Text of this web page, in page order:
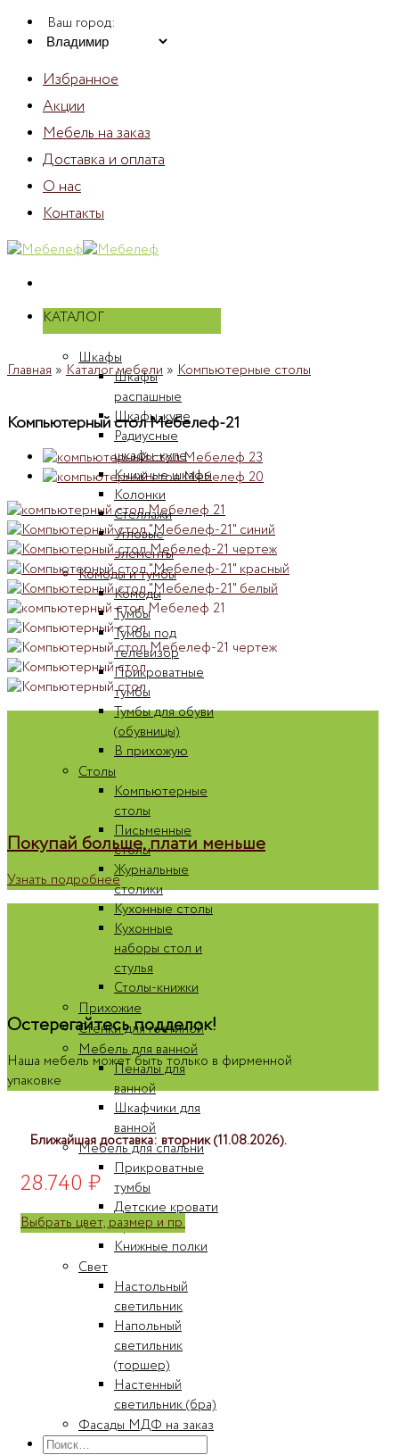
Skip
Ваш город:
Избранное
Акции
Мебель на заказ
Доставка и оплата
О нас
Контакты
КАТАЛОГ
Шкафы
Шкафы
распашные
Шкафы-купе
Радиусные
шкафы-купе
Книжные шкафы
Колонки
Стеллажи
Угловые
элементы
Комоды и тумбы
Комоды
Тумбы
Тумбы под
телевизор
Прикроватные
тумбы
Тумбы для обуви
(обувницы)
В прихожую
Столы
Компьютерные
столы
Письменные
столы
Журнальные
столики
Кухонные столы
Кухонные
наборы стол и
стулья
Столы-книжки
Прихожие
Стенки для гостиной
Мебель для ванной
Пеналы для
ванной
Шкафчики для
ванной
Мебель для спальни
Прикроватные
тумбы
Детские кровати
Кровати
Книжные полки
Свет
Настольный
светильник
Напольный
светильник
(торшер)
Настенный
светильник (бра)
Фасады МДФ на заказ
Искать:
Главная » Каталог мебели » Компьютерные столы
Компьютерный стол Мебелеф-21
Покупай больше, плати меньше
Узнать подробнее
Остерегайтесь подделок!
Наша мебель может быть только в фирменной
упаковке
Ближайшая доставка: вторник (11.08.2026).
28.740 ₽
Выбрать цвет, размер и пр.